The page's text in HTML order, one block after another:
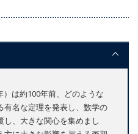
）は約100年前、どのような
有名な定理を発表し、数学の
、大きな関心を集めまし